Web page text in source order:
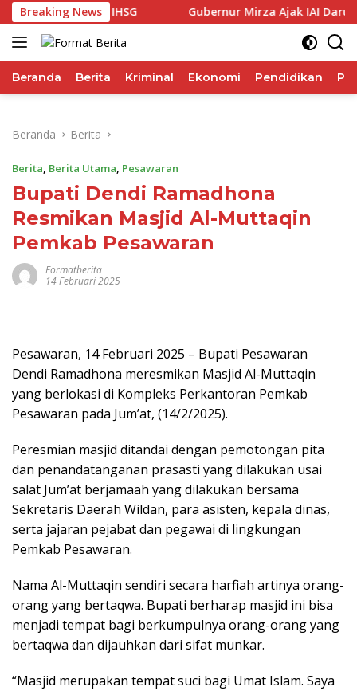
Langsung
ke
konten
Breaking News
Performa IHSG Gubernur Mirza Ajak IAI Darul
Beranda Berita Kriminal Ekonomi Pendidikan
Beranda Berita
Berita, Berita Utama, Pesawaran
Bupati Dendi Ramadhona
Resmikan Masjid Al-Muttaqin
Pemkab Pesawaran
Formatberita
14 Februari 2025
Pesawaran, 14 Februari 2025 – Bupati Pesawaran
Dendi Ramadhona meresmikan Masjid Al-Muttaqin
yang berlokasi di Kompleks Perkantoran Pemkab
Pesawaran pada Jum’at, (14/2/2025).
Peresmian masjid ditandai dengan pemotongan pita
dan penandatanganan prasasti yang dilakukan usai
salat Jum’at berjamaah yang dilakukan bersama
Sekretaris Daerah Wildan, para asisten, kepala dinas,
serta jajaran pejabat dan pegawai di lingkungan
Pemkab Pesawaran.
Nama Al-Muttaqin sendiri secara harfiah artinya orang-
orang yang bertaqwa. Bupati berharap masjid ini bisa
menjadi tempat bagi berkumpulnya orang-orang yang
bertaqwa dan dijauhkan dari sifat munkar.
“Masjid merupakan tempat suci bagi Umat Islam. Saya